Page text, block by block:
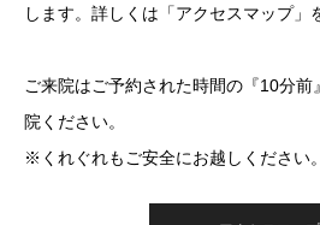
します。詳しくは「アクセスマップ」
ご来院はご予約された時間の『10分
院ください。
※くれぐれもご安全にお越しください。